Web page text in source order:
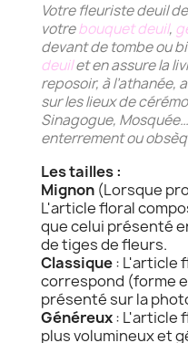
Votre fleuriste deuil
votrebouquet deuil,
devant de tombe ou
deuilet en assure la
reposoir, à l’athanée,
sur les lieux de
Sinagogue,
enterrement ou
Les tailles :
Mignon (Lorsque
L'article floral
que celui présenté
de tiges de fleurs.
Classique: L'article
correspond (forme
présenté sur la
Généreux: L'article
plus volumineux et